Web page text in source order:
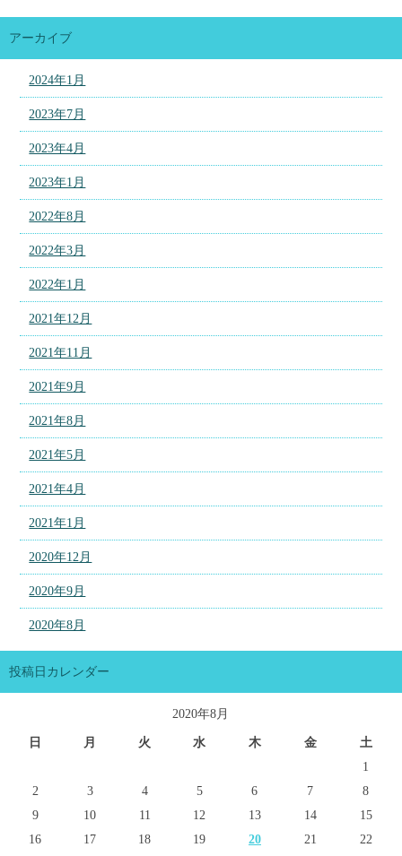
アーカイブ
2024年1月
2023年7月
2023年4月
2023年1月
2022年8月
2022年3月
2022年1月
2021年12月
2021年11月
2021年9月
2021年8月
2021年5月
2021年4月
2021年1月
2020年12月
2020年9月
2020年8月
投稿日カレンダー
2020年8月
日 月 火 水 木 金
土
1
2
3 4 5 6 7
8
9
10 11 12 13 14
15
16
17 18 19 20 21 22